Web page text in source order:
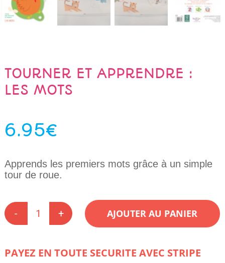
TOURNER ET APPRENDRE :
LES MOTS
6.95€
Apprends les premiers mots grâce à un simple
tour de roue.
quantité
de
ET
AJOUTER AU PANIER
PAYEZ EN TOUTE SECURITE AVEC STRIPE